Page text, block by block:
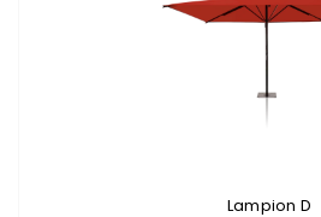
Lampion D